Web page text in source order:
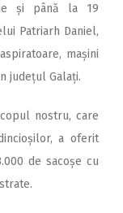
și până la 19
Patriarh Daniel,
mașini
județul Galați.
nostru, care
a oferit
de sacoșe cu